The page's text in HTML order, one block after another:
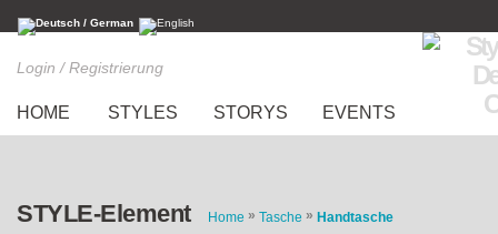
Login / Registrierung
HOME STYLES STORYS EVENTS
STYLE-Element Home » Tasche » Handtasche